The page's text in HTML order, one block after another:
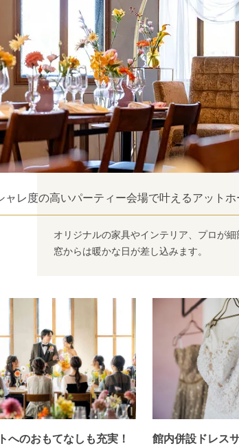
ャレ度の高いパーティー会場で叶えるアットホ
オリジナルの家具やインテリア、プロが
窓からは暖かな日が差し込みます。
へのおもてなしも充実！ 館内併設ドレス